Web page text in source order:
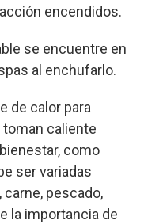
encendidos.
se encuentre en
al enchufarlo.
de calor para
caliente
como
ser variadas
pescado,
la importancia de